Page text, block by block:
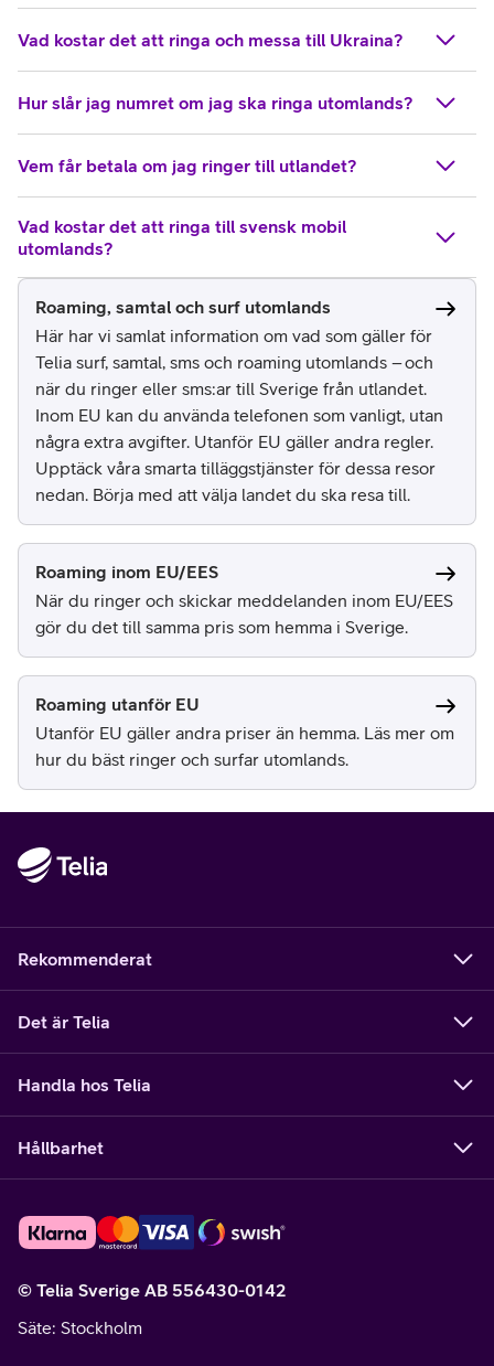
Vad kostar det att ringa och messa till Ukraina?
Hur slår jag numret om jag ska ringa utomlands?
Vem får betala om jag ringer till utlandet?
Vad kostar det att ringa till svensk mobil
utomlands?
Roaming, samtal och surf utomlands
Här har vi samlat information om vad som gäller för
Telia surf, samtal, sms och roaming utomlands – och
när du ringer eller sms:ar till Sverige från utlandet.
Inom EU kan du använda telefonen som vanligt, utan
några extra avgifter. Utanför EU gäller andra regler.
Upptäck våra smarta tilläggstjänster för dessa resor
nedan. Börja med att välja landet du ska resa till.
Roaming inom EU/EES
När du ringer och skickar meddelanden inom EU/EES
gör du det till samma pris som hemma i Sverige.
Roaming utanför EU
Utanför EU gäller andra priser än hemma. Läs mer om
hur du bäst ringer och surfar utomlands.
Rekommenderat
Det är Telia
Handla hos Telia
Hållbarhet
© Telia Sverige AB 556430-0142
Säte: Stockholm